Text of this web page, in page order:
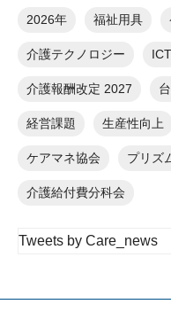
2026年 福祉用具
介護テクノロジー ICT
介護報酬改定 2027
経営課題 生産性向上
ケアマネ協会 プリズ
介護給付費分科会
Tweets by Care_news